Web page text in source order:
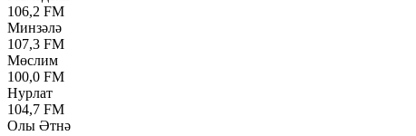
106,2 FM
Минзәлә
107,3 FM
Мөслим
100,0 FM
Нурлат
104,7 FM
Олы Әтнә